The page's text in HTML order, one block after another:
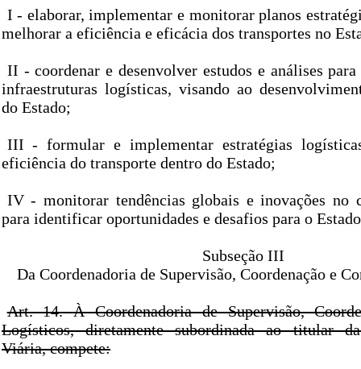
I - elaborar, implementar e monitorar planos
melhorar a eficiência e eficácia dos transportes no
II - coordenar e desenvolver estudos e análises
infraestruturas logísticas, visando ao
do Estado;
III - formular e implementar estratégias
eficiência do transporte dentro do Estado;
IV - monitorar tendências globais e inovações no
para identificar oportunidades e desafios para o
Subseção III
Da Coordenadoria de Supervisão, Coordenação e
Art. 14. À Coordenadoria de Supervisão,
Logísticos, diretamente subordinada ao titular da
Viária, compete: